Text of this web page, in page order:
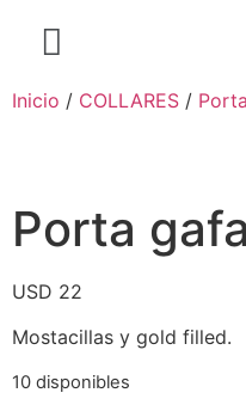
Inicio / COLLARES /
Porta
USD 22
Mostacillas y gold filled.
10 disponibles